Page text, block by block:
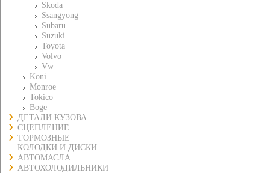
Skoda
Ssangyong
Subaru
Suzuki
Toyota
Volvo
Vw
Koni
Monroe
Tokico
Boge
ДЕТАЛИ КУЗОВА
СЦЕПЛЕНИЕ
ТОРМОЗНЫЕ
КОЛОДКИ И ДИСКИ
АВТОМАСЛА
АВТОХОЛОДИЛЬНИКИ